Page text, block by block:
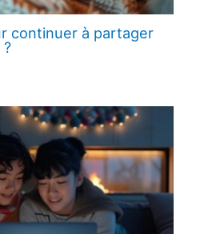
continuer à partager